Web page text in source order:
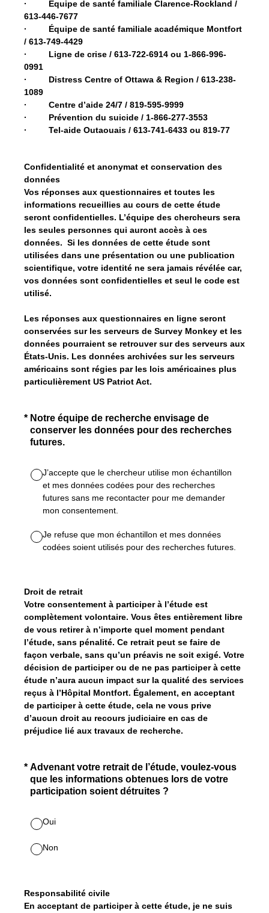
· Équipe de santé familiale Clarence-Rockland /
613-446-7677
· Équipe de santé familiale académique Montfort
/ 613-749-4429
· Ligne de crise / 613-722-6914 ou 1-866-996-
0991
· Distress Centre of Ottawa & Region / 613-238-
1089
· Centre d’aide 24/7 / 819-595-9999
· Prévention du suicide / 1-866-277-3553
· Tel-aide Outaouais / 613-741-6433 ou 819-77
Confidentialité et anonymat et conservation des
données
Vos réponses aux questionnaires et toutes les
informations recueillies au cours de cette étude
seront confidentielles. L’équipe des chercheurs sera
les seules personnes qui auront accès à ces
données. Si les données de cette étude sont
utilisées dans une présentation ou une publication
scientifique, votre identité ne sera jamais révélée car,
vos données sont confidentielles et seul le code est
utilisé.
Les réponses aux questionnaires en ligne seront
conservées sur les serveurs de Survey Monkey et les
données pourraient se retrouver sur des serveurs aux
États-Unis. Les données archivées sur les serveurs
américains sont régies par les lois américaines plus
particulièrement US Patriot Act.
* Notre équipe de recherche envisage de
conserver les données pour des recherches
futures.
(Obligatoire)
J’accepte que le chercheur utilise mon échantillon
et mes données codées pour des recherches
futures sans me recontacter pour me demander
mon consentement.
Je refuse que mon échantillon et mes données
codées soient utilisés pour des recherches futures.
Droit de retrait
Votre consentement à participer à l’étude est
complètement volontaire. Vous êtes entièrement libre
de vous retirer à n’importe quel moment pendant
l’étude, sans pénalité. Ce retrait peut se faire de
façon verbale, sans qu’un préavis ne soit exigé. Votre
décision de participer ou de ne pas participer à cette
étude n’aura aucun impact sur la qualité des services
reçus à l’Hôpital Montfort. Également, en acceptant
de participer à cette étude, cela ne vous prive
d’aucun droit au recours judiciaire en cas de
préjudice lié aux travaux de recherche.
* Advenant votre retrait de l’étude, voulez-vous
que les informations obtenues lors de votre
participation soient détruites ?
(Obligatoire)
Oui
Non
Responsabilité civile
En acceptant de participer à cette étude, je ne suis